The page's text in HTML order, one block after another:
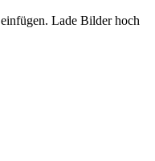
Lade Bilder hoch